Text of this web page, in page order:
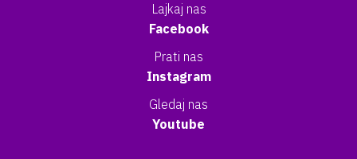
Lajkaj nas
Facebook
Prati nas
Instagram
Gledaj nas
Youtube